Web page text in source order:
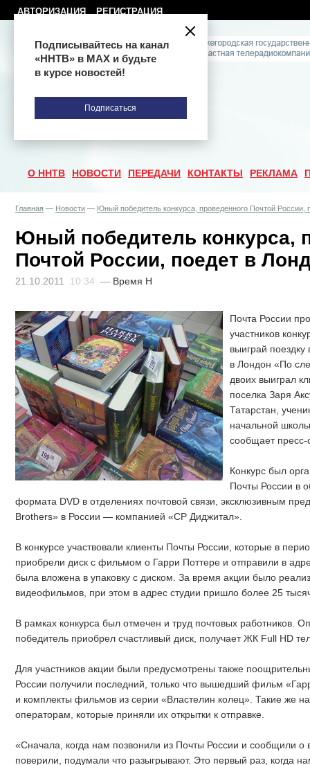
АВТОРИЗАЦИЯ РЕГИСТРАЦИЯ
О ННТВ НОВОСТИ ПЕРЕДАЧИ КОНТАКТЫ РЕКЛАМА
Главная — Новости — Юный победитель конкурса, проведенного Почтой России,
Юный победитель конкурса,
Почтой России, поедет в
21.10.2011 10:34 — Время Н
Почта России
участников
выиграй
в Лондон «По
двоих выиграл
поселка Заря
Татарстан,
начальной
сообщает
Конкурс был
Почты России в
формата DVD в отделениях почтовой связи, эксклюзивным
Brothers» в России — компанией «СР Диджитал».
В конкурсе участвовали клиенты Почты России, которые в
приобрели диск с фильмом о Гарри Поттере и отправили в
была вложена в упаковку с диском. За время акции было
видеофильмов, при этом в адрес студии пришло более 25
В рамках конкурса был отмечен и труд почтовых работников.
победитель приобрел счастливый диск, получает ЖК Full HD
Для участников акции были предусмотрены также
России получили последний, только что вышедший фильм
и комплекты фильмов из серии «Властелин колец». Такие же
операторам, которые приняли их открытки к отправке.
«Сначала, когда нам позвонили из Почты России и сообщили
поверили, подумали что разыгрывают. Это первый раз, когда
Подписывайтесь на канал
«ННТВ» в МАХ и будьте
в курсе новостей!
Подписаться